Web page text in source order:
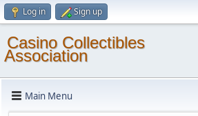
Log in Sign up
Casino Collectibles
Association
Main Menu